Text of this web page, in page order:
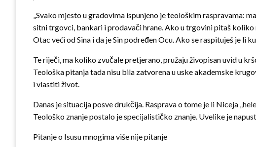
„Svako mjesto u gradovima ispunjeno je teološkim raspravama:
sitni trgovci, bankari i prodavači hrane. Ako u trgovini pitaš
Otac veći od Sina i da je Sin podređen Ocu. Ako se raspituješ je li
Te riječi, ma koliko zvučale pretjerano, pružaju živopisan uvid u
Teološka pitanja tada nisu bila zatvorena u uske akademske
i vlastiti život.
Danas je situacija posve drukčija. Rasprava o tome je li Niceja
Teološko znanje postalo je specijalističko znanje. Uvelike je
Pitanje o Isusu mnogima više nije pitanje